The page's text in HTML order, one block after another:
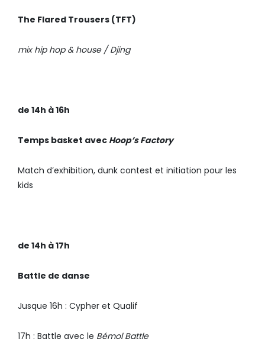
The Flared Trousers (TFT)
mix hip hop & house / Djing
de 14h à 16h
Temps basket avec Hoop’s Factory
Match d’exhibition, dunk contest et initiation pour les
kids
de 14h à 17h
Battle de danse
Jusque 16h : Cypher et Qualif
17h : Battle avec le Bémol Battle